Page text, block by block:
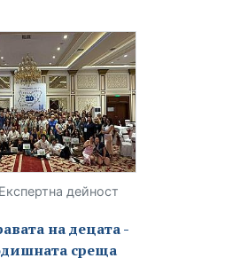
дейност
на децата -
среща